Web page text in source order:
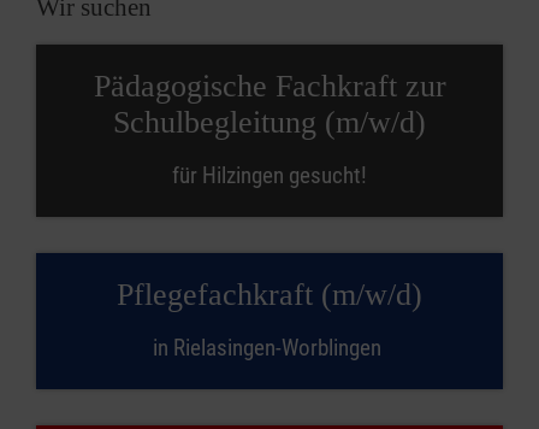
Wir suchen
Pädagogische Fachkraft zur
Schulbegleitung (m/w/d)
für Hilzingen gesucht!
Pflegefachkraft (m/w/d)
in Rielasingen-Worblingen